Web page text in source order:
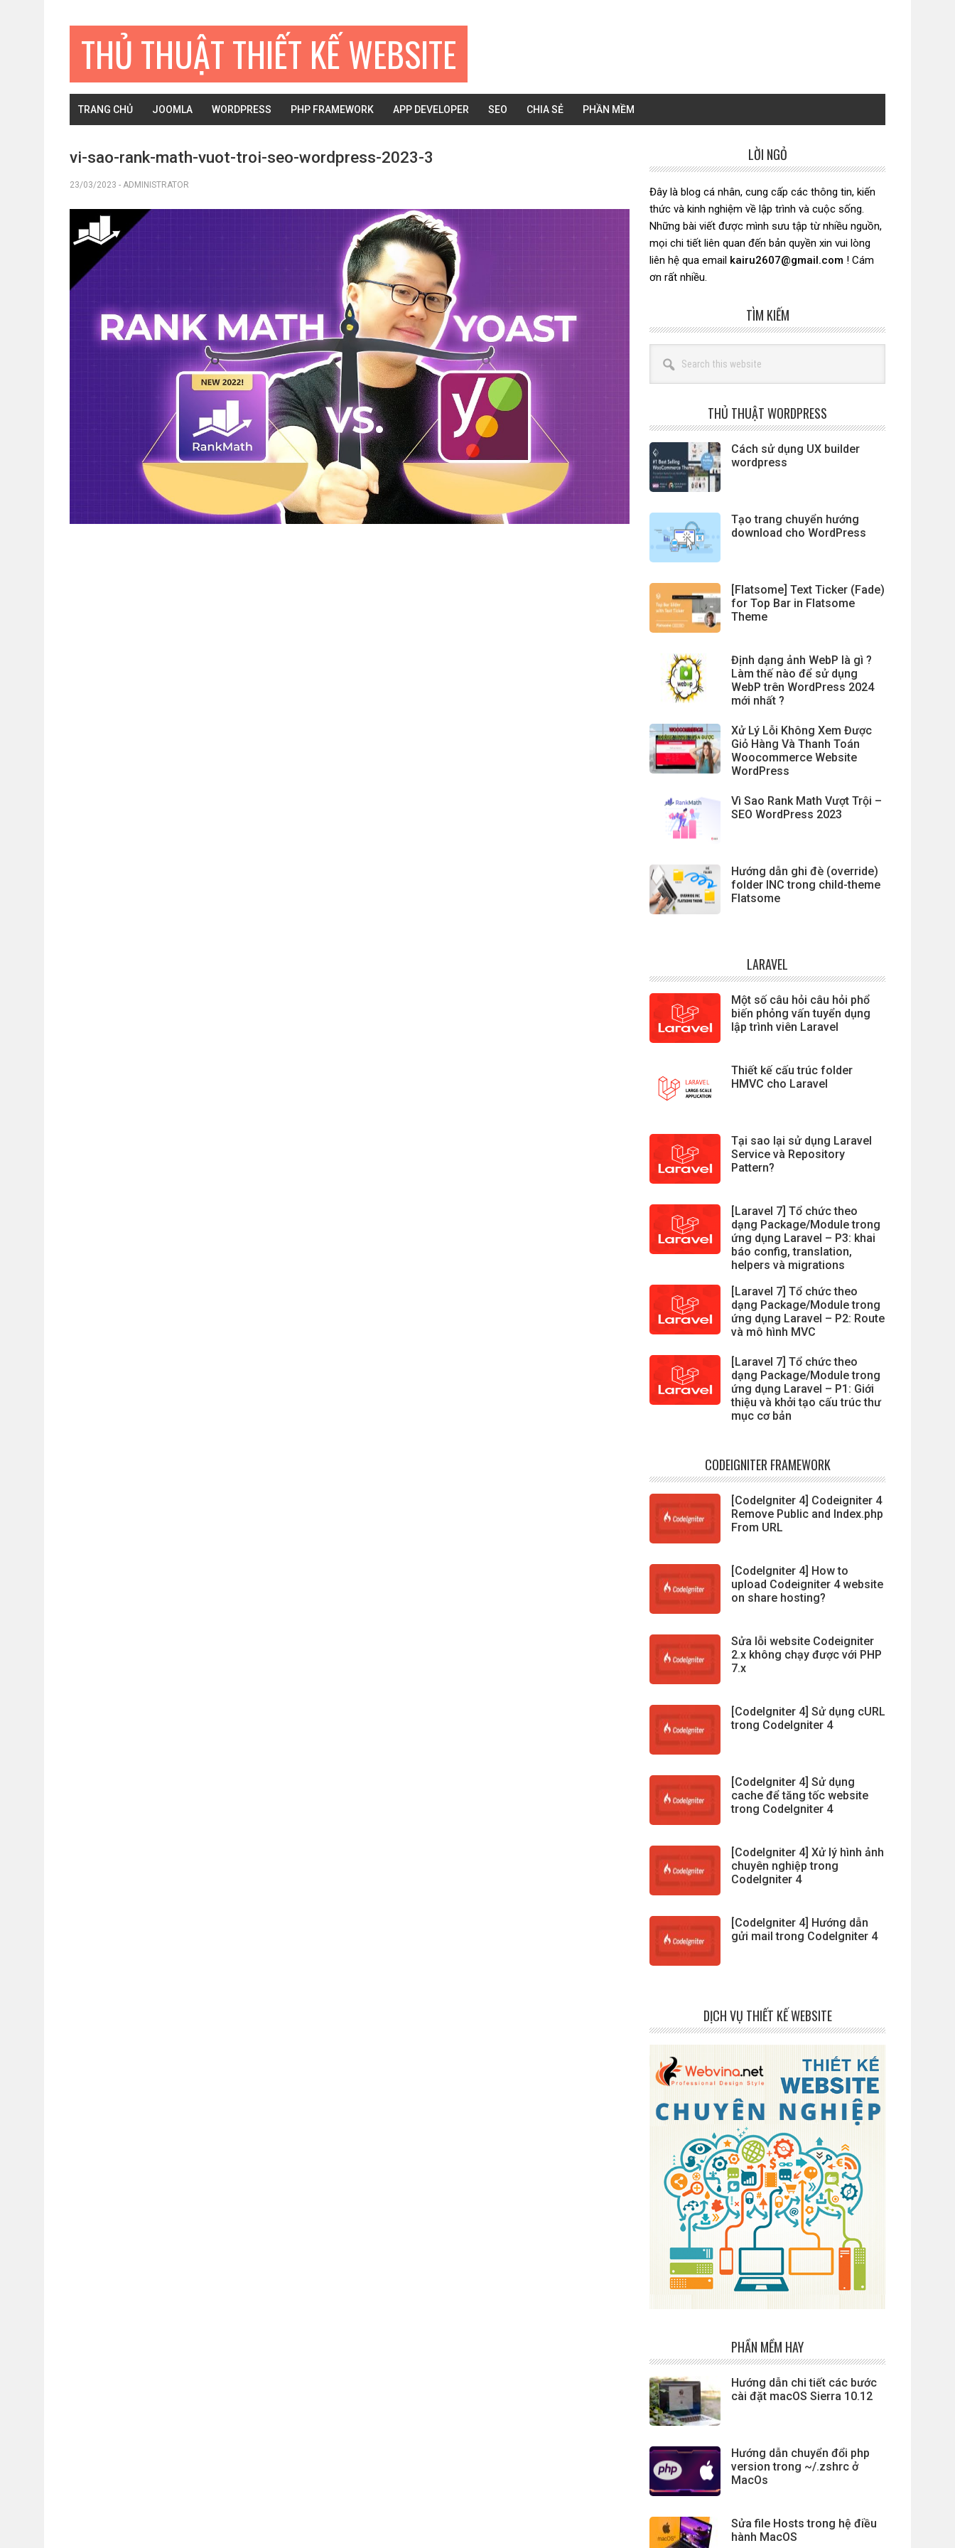
THỦ THUẬT THIẾT KẾ WEBSITE
TRANG CHỦ JOOMLA WORDPRESS PHP FRAMEWORK APP DEVELOPER SEO CHIA SẺ PHẦN MỀM
vi-sao-rank-math-vuot-troi-seo-wordpress-2023-3
23/03/2023 - ADMINISTRATOR
chính
LỜI NGỎ
Đây là blog cá nhân, cung cấp các thông tin, kiến
thức và kinh nghiệm về lập trình và cuộc sống.
Những bài viết được mình sưu tập từ nhiều nguồn,
mọi chi tiết liên quan đến bản quyền xin vui lòng
liên hệ qua email kairu2607@gmail.com ! Cám
ơn rất nhiều.
TÌM KIẾM
this
website
THỦ THUẬT WORDPRESS
Cách sử dụng UX builder
wordpress
Tạo trang chuyển hướng
download cho WordPress
[Flatsome] Text Ticker (Fade)
for Top Bar in Flatsome
Theme
Định dạng ảnh WebP là gì ?
Làm thế nào để sử dụng
WebP trên WordPress 2024
mới nhất ?
Xử Lý Lỗi Không Xem Được
Giỏ Hàng Và Thanh Toán
Woocommerce Website
WordPress
Vì Sao Rank Math Vượt Trội –
SEO WordPress 2023
Hướng dẫn ghi đè (override)
folder INC trong child-theme
Flatsome
LARAVEL
Một số câu hỏi câu hỏi phổ
biến phỏng vấn tuyển dụng
lập trình viên Laravel
Thiết kế cấu trúc folder
HMVC cho Laravel
Tại sao lại sử dụng Laravel
Service và Repository
Pattern?
[Laravel 7] Tổ chức theo
dạng Package/Module trong
ứng dụng Laravel – P3: khai
báo config, translation,
helpers và migrations
[Laravel 7] Tổ chức theo
dạng Package/Module trong
ứng dụng Laravel – P2: Route
và mô hình MVC
[Laravel 7] Tổ chức theo
dạng Package/Module trong
ứng dụng Laravel – P1: Giới
thiệu và khởi tạo cấu trúc thư
mục cơ bản
CODEIGNITER FRAMEWORK
[CodeIgniter 4] Codeigniter 4
Remove Public and Index.php
From URL
[CodeIgniter 4] How to
upload Codeigniter 4 website
on share hosting?
Sửa lỗi website Codeigniter
2.x không chạy được với PHP
7.x
[CodeIgniter 4] Sử dụng cURL
trong CodeIgniter 4
[CodeIgniter 4] Sử dụng
cache để tăng tốc website
trong CodeIgniter 4
[CodeIgniter 4] Xử lý hình ảnh
chuyên nghiệp trong
CodeIgniter 4
[CodeIgniter 4] Hướng dẫn
gửi mail trong CodeIgniter 4
DỊCH VỤ THIẾT KẾ WEBSITE
PHẦN MỀM HAY
Hướng dẫn chi tiết các bước
cài đặt macOS Sierra 10.12
Hướng dẫn chuyển đổi php
version trong ~/.zshrc ở
MacOs
Sửa file Hosts trong hệ điều
hành MacOS